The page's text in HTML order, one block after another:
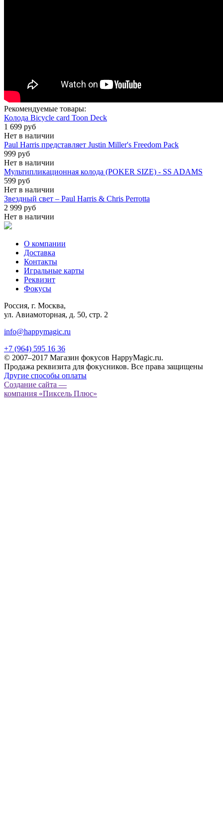
Рекомендуемые товары:
Колода Bicycle card Toon Deck
1 699 руб
Нет в наличии
Paul Harris представляет Justin Miller's Freedom Pack
999 руб
Нет в наличии
Мультипликационная колода (POKER SIZE) - SS ADAMS
599 руб
Нет в наличии
Звездный свет – Paul Harris & Chris Perrotta
2 999 руб
Нет в наличии
О компании
Доставка
Контакты
Игральные карты
Реквизит
Фокусы
Россия, г. Москва,
ул. Авиамоторная, д. 50, стр. 2
info@happymagic.ru
+7 (964) 595 16 36
© 2007–2017 Магазин фокусов HappyMagic.ru.
Продажа реквизита для фокусников. Все права защищены
Другие способы оплаты
Создание сайта —
компания «Пиксель Плюс»